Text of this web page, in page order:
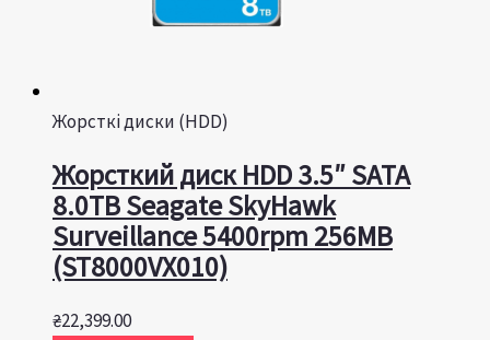
Жорсткі диски (HDD)
Жорсткий диск HDD 3.5″ SATA
8.0TB Seagate SkyHawk
Surveillance 5400rpm 256MB
(ST8000VX010)
₴22,399.00